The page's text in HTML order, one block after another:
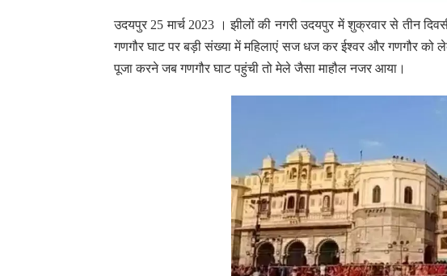
उदयपुर 25 मार्च 2023 । झीलों की नगरी उदयपुर में शुक्रवार से तीन
गणगौर घाट पर बड़ी संख्या में महिलाएं सज धज कर ईश्वर और गणगौर को
पूजा करने जब गणगौर घाट पहुंची तो मेले जैसा माहौल नजर आया।